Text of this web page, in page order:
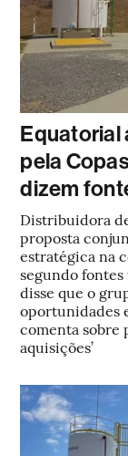
Equatorial
pela
dizem
Distribuidora
proposta
estratégica na
segundo fontes
disse que o
oportunidades
comenta sobre
aquisições’